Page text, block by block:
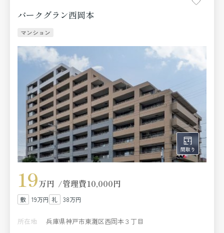
パークグラン西岡本
マンション
19万円 管理費10,000円
19万円 38万円
所在地
兵庫県神戸市東灘区西岡本３丁目